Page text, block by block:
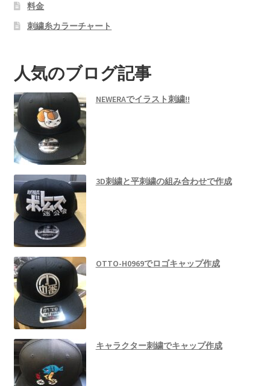
料金
刺繍糸カラーチャート
人気のブログ記事
NEWERAでイラスト刺繍!!
3D刺繍と平刺繍の組み合わせで作成
OTTO-H0969でロゴキャップ作成
キャラクター刺繍でキャップ作成